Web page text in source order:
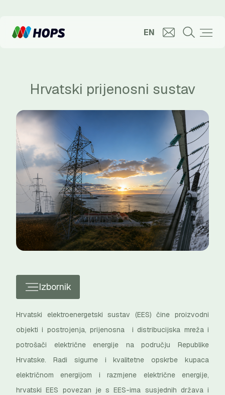
EN
Hrvatski prijenosni sustav
Izbornik
Hrvatski elektroenergetski sustav (EES) čine proizvodni
objekti i postrojenja, prijenosna i distribucijska mreža i
potrošači električne energije na području Republike
Hrvatske. Radi sigurne i kvalitetne opskrbe kupaca
električnom energijom i razmjene električne energije,
hrvatski EES povezan je s EES-ima susjednih država i